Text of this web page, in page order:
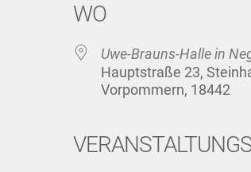
iCalendar
WO
Uwe-Brauns-Halle in
Hauptstraße 23,
Vorpommern, 18442